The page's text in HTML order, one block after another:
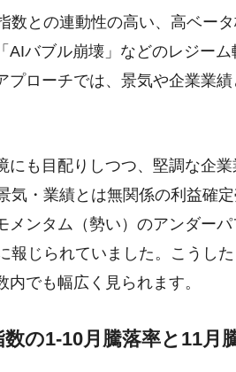
数との連動性の高い、高ベー
AIバブル崩壊」などのレジー
プローチでは、景気や企業業
にも目配りしつつ、堅調な企
気・業績とは無関係の利益確
メンタム（勢い）のアンダー
報じられていました。こうし
でも幅広く見られます。
の1-10月騰落率と11月